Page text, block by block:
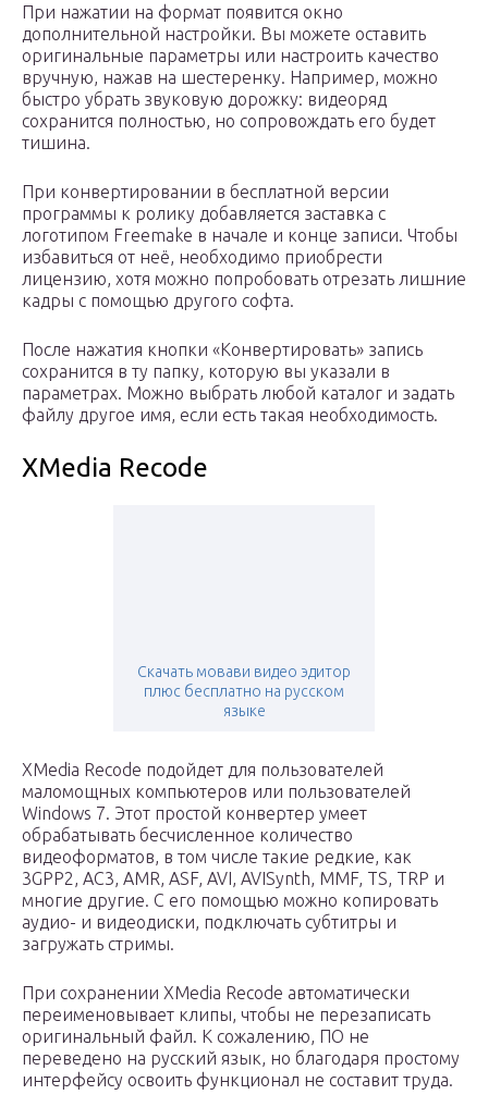
При нажатии на формат появится окно
дополнительной настройки. Вы можете оставить
оригинальные параметры или настроить качество
вручную, нажав на шестеренку. Например, можно
быстро убрать звуковую дорожку: видеоряд
сохранится полностью, но сопровождать его будет
тишина.
При конвертировании в бесплатной версии
программы к ролику добавляется заставка с
логотипом Freemake в начале и конце записи. Чтобы
избавиться от неё, необходимо приобрести
лицензию, хотя можно попробовать отрезать лишние
кадры с помощью другого софта.
После нажатия кнопки «Конвертировать» запись
сохранится в ту папку, которую вы указали в
параметрах. Можно выбрать любой каталог и задать
файлу другое имя, если есть такая необходимость.
XMedia Recode
Скачать мовави видео эдитор
плюс бесплатно на русском
языке
XMedia Recode подойдет для пользователей
маломощных компьютеров или пользователей
Windows 7. Этот простой конвертер умеет
обрабатывать бесчисленное количество
видеоформатов, в том числе такие редкие, как
3GPP2, AC3, AMR, ASF, AVI, AVISynth, MMF, TS, TRP и
многие другие. С его помощью можно копировать
аудио- и видеодиски, подключать субтитры и
загружать стримы.
При сохранении XMedia Recode автоматически
переименовывает клипы, чтобы не перезаписать
оригинальный файл. К сожалению, ПО не
переведено на русский язык, но благодаря простому
интерфейсу освоить функционал не составит труда.